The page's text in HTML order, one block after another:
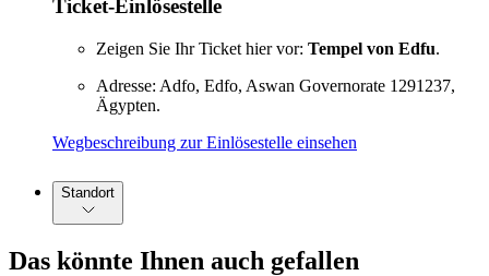
Ticket-Einlösestelle
Zeigen Sie Ihr Ticket hier vor: Tempel von Edfu.
Adresse: Adfo, Edfo, Aswan Governorate 1291237,
Ägypten.
Wegbeschreibung zur Einlösestelle einsehen
Standort
Das könnte Ihnen auch gefallen